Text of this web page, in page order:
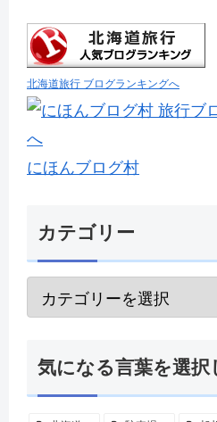
北海道旅行 ブログランキングへ
にほんブログ村
カテゴリー
気になる言葉を選択